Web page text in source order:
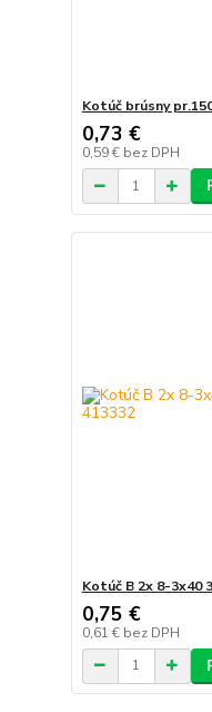
Kotúč brúsny
0,73 €
0,59 € bez DPH
Kotúč B 2x 8-3x40
0,75 €
0,61 € bez DPH